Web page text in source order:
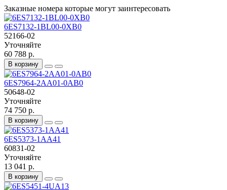
Заказные номера которые могут заинтересовать
6ES7132-1BL00-0XB0
52166-02
Уточняйте
60 788 р.
В корзину
6ES7964-2AA01-0AB0
50648-02
Уточняйте
74 750 р.
В корзину
6ES5373-1AA41
60831-02
Уточняйте
13 041 р.
В корзину